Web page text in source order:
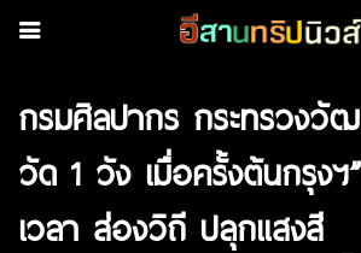
กรมศิลปากร กระทรวงวั
วัด 1 วัง เมื่อครั้งต้นกรุง
เวลา ส่องวิถี ปลุกแสงสี